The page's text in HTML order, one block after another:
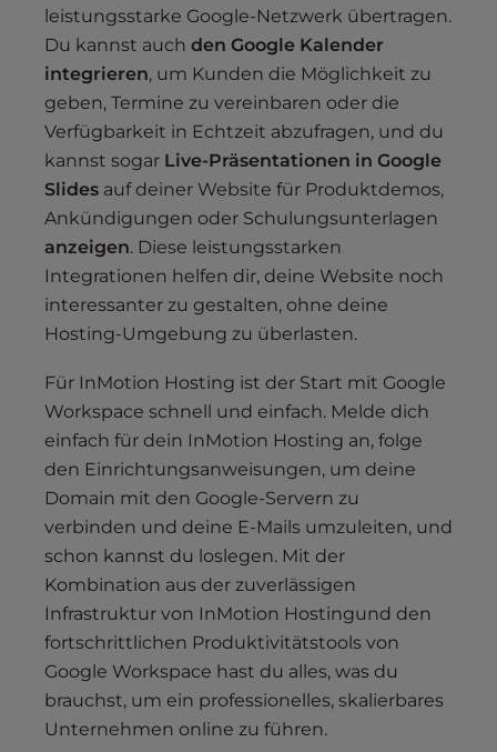
leistungsstarke Google-Netzwerk übertragen.
Du kannst auch den Google Kalender
integrieren, um Kunden die Möglichkeit zu
geben, Termine zu vereinbaren oder die
Verfügbarkeit in Echtzeit abzufragen, und du
kannst sogar Live-Präsentationen in Google
Slides auf deiner Website für Produktdemos,
Ankündigungen oder Schulungsunterlagen
anzeigen. Diese leistungsstarken
Integrationen helfen dir, deine Website noch
interessanter zu gestalten, ohne deine
Hosting-Umgebung zu überlasten.
Für InMotion Hosting ist der Start mit Google
Workspace schnell und einfach. Melde dich
einfach für dein InMotion Hosting an, folge
den Einrichtungsanweisungen, um deine
Domain mit den Google-Servern zu
verbinden und deine E-Mails umzuleiten, und
schon kannst du loslegen. Mit der
Kombination aus der zuverlässigen
Infrastruktur von InMotion Hostingund den
fortschrittlichen Produktivitätstools von
Google Workspace hast du alles, was du
brauchst, um ein professionelles, skalierbares
Unternehmen online zu führen.